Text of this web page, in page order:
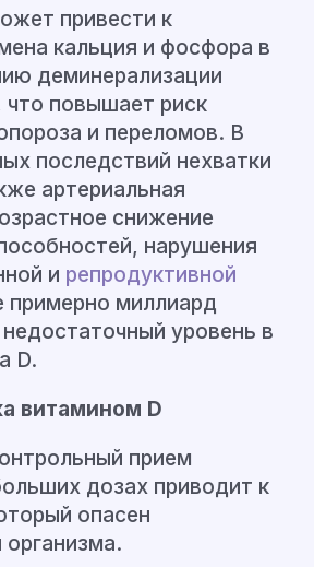
привести к
кальция и фосфора в
деминерализации
что повышает риск
и переломов. В
последствий нехватки
артериальная
снижение
нарушения
и репродуктивной
примерно миллиард
уровень в
D.
витамином D
прием
дозах приводит к
опасен
организма.